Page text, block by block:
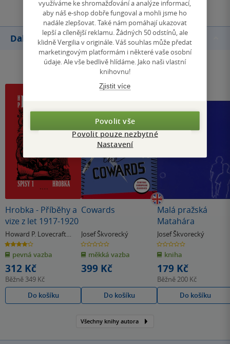
Další knihy autora
Hrobka - Příběhy a
vize z let 1917-1920
Howard P. Lovecraft
& další
4.0
z
5
hvězdiček
pevná vazba
312 Kč
Běžně 349 Kč
Do košíku
Cowards
Josef Škvorecký
0.0
z
5
hvězdiček
měkká vazba
399 Kč
Do košíku
Malá pražská
Matahára
Josef Škvorecký
0.0
z
5
hvězdiček
kniha
179 Kč
Běžně200 Kč
Do košíku
Všechny knihy autora
využíváme ke shromažďování a analýze informací,
aby náš e-shop dobře fungoval a mohli jsme ho
nadále zlepšovat. Také nám pomáhají ukazovat
lepší a cílenější reklamu. Žádných 50 odstínů, ale
klidně Vergilia v originále. Váš souhlas může předat
marketingovým platformám i některé vaše osobní
údaje. Ale vše bedlivě hlídáme. Jako naši vlastní
knihovnu!
Zjistit více
Povolit vše
Povolit pouze nezbytné
Nastavení